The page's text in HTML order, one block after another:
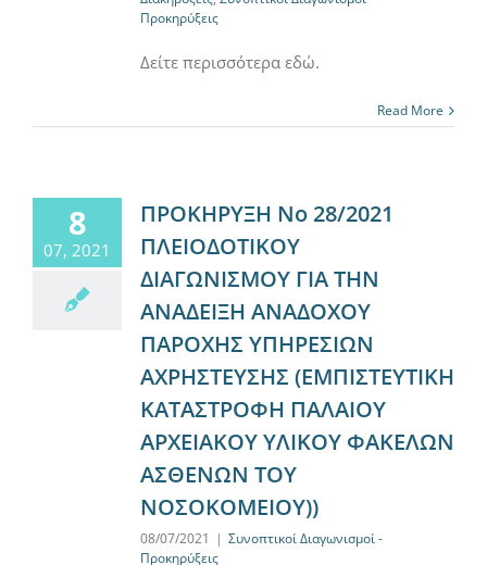
Προκηρύξεις
Δείτε περισσότερα εδώ.
Read More
8
07, 2021
ΠΡΟΚΗΡΥΞΗ Νο 28/2021
ΠΛΕΙΟΔΟΤΙΚΟΥ
ΔΙΑΓΩΝΙΣΜΟΥ ΓΙΑ ΤΗΝ
ΑΝΑΔΕΙΞΗ ΑΝΑΔΟΧΟΥ
ΠΑΡΟΧΗΣ ΥΠΗΡΕΣΙΩΝ
ΑΧΡΗΣΤΕΥΣΗΣ (ΕΜΠΙΣΤΕΥΤΙΚΗ
ΚΑΤΑΣΤΡΟΦΗ ΠΑΛΑΙΟΥ
ΑΡΧΕΙΑΚΟΥ ΥΛΙΚΟΥ ΦΑΚΕΛΩΝ
ΑΣΘΕΝΩΝ ΤΟΥ
ΝΟΣΟΚΟΜΕΙΟΥ))
08/07/2021 | Συνοπτικοί Διαγωνισμοί -
Προκηρύξεις